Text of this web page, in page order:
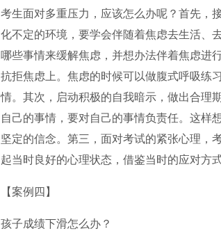
考生面对多重压力，应该怎么办呢？首先，
化不定的环境，要学会伴随着焦虑去生活、
哪些事情来缓解焦虑，并想办法伴着焦虑进
抗拒焦虑上。焦虑的时候可以做腹式呼吸练
情。其次，启动积极的自我暗示，做出合理
自己的事情，要对自己的事情负责任。这样
坚定的信念。第三，面对考试的紧张心理，
起当时良好的心理状态，借鉴当时的应对方式
【案例四】
孩子成绩下滑怎么办？